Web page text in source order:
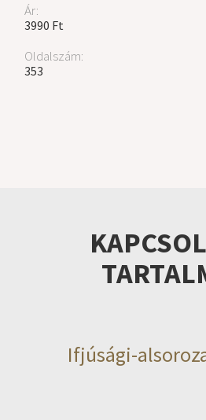
Ár:
3990 Ft
Oldalszám:
353
Ifjúsági-